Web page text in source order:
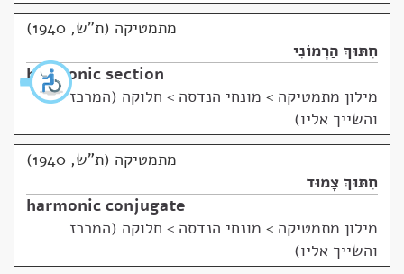
מתמטיקה (ת"ש, 1940)
חִתּוּךְ הַרְמוֹנִי
harmonic section
מילון מתמטיקה > מונחי הנדסה > חלוקה (המרכז
והשייך אליו)
מתמטיקה (ת"ש, 1940)
חִתּוּךְ צָמוּד
harmonic conjugate
מילון מתמטיקה > מונחי הנדסה > חלוקה (המרכז
והשייך אליו)